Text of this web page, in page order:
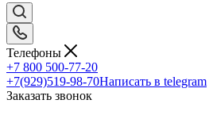
Телефоны
+7 800 500-77-20
+7(929)519-98-70Написать в telegram
Заказать звонок